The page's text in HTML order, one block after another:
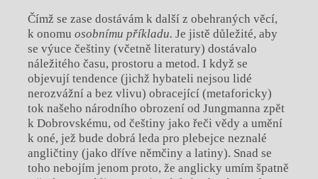
Čímž se zase dostávám k další z obehraných věcí,
k onomu osobnímu příkladu. Je jistě důležité, aby
se výuce češtiny (včetně literatury) dostávalo
náležitého času, prostoru a metod. I když se
objevují tendence (jichž hybateli nejsou lidé
nerozvážní a bez vlivu) obracející (metaforicky)
tok našeho národního obrození od Jungmanna zpět
k Dobrovskému, od češtiny jako řeči vědy a umění
k oné, jež bude dobrá leda pro plebejce neznalé
angličtiny (jako dříve němčiny a latiny). Snad se
toho nebojím jenom proto, že anglicky umím špatně